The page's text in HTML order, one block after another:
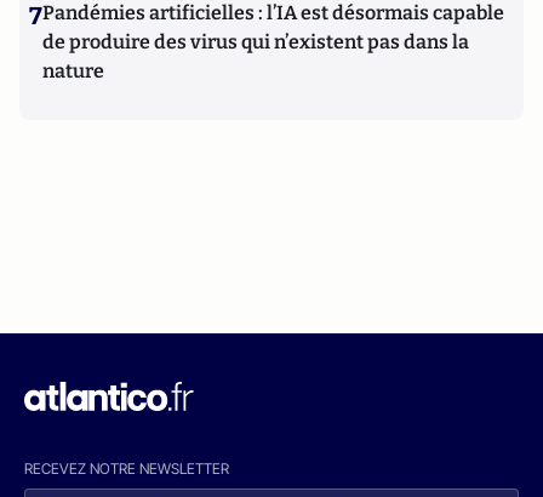
7Pandémies artificielles : l’IA est désormais capable
de produire des virus qui n’existent pas dans la
nature
RECEVEZ NOTRE NEWSLETTER